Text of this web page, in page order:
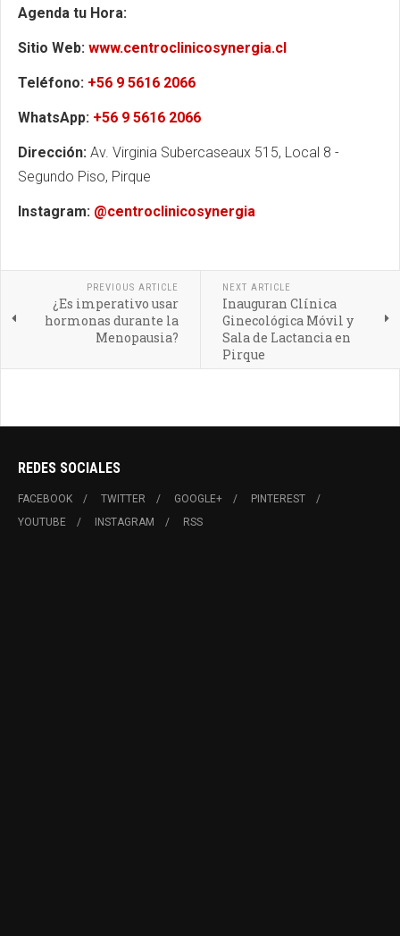
Agenda tu Hora:
Sitio Web: www.centroclinicosynergia.cl
Teléfono: +56 9 5616 2066
WhatsApp: +56 9 5616 2066
Dirección: Av. Virginia Subercaseaux 515, Local 8 -
Segundo Piso, Pirque
Instagram: @centroclinicosynergia
PREVIOUS ARTICLE
¿Es imperativo usar
hormonas durante la
Menopausia?
NEXT ARTICLE
Inauguran Clínica
Ginecológica Móvil y
Sala de Lactancia en
Pirque
REDES SOCIALES
FACEBOOK TWITTER GOOGLE+
PINTEREST
YOUTUBE
INSTAGRAM RSS